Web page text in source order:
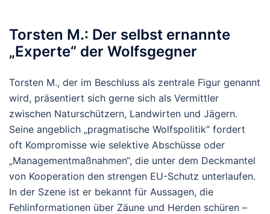
Torsten M.: Der selbst ernannte
„Experte“ der Wolfsgegner
Torsten M., der im Beschluss als zentrale Figur genannt
wird, präsentiert sich gerne sich als Vermittler
zwischen Naturschützern, Landwirten und Jägern.
Seine angeblich „pragmatische Wolfspolitik“ fordert
oft Kompromisse wie selektive Abschüsse oder
„Managementmaßnahmen“, die unter dem Deckmantel
von Kooperation den strengen EU-Schutz unterlaufen.
In der Szene ist er bekannt für Aussagen, die
Fehlinformationen über Zäune und Herden schüren –